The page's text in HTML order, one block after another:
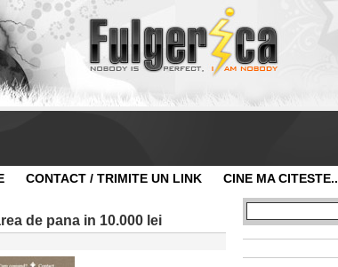
CONTACT / TRIMITE UN LINK CINE MA CITESTE..
de pana in 10.000 lei